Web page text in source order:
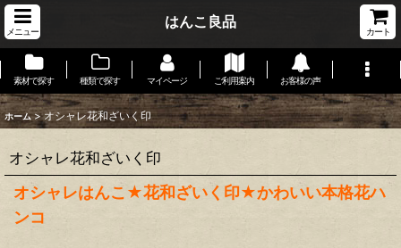
メニュー
はんこ良品
カート
素材で探す 種類で探す マイページ ご利用案内 お客様の声
ホーム > オシャレ花和ざいく印
オシャレ花和ざいく印
オシャレはんこ★花和ざいく印★かわいい本格花ハ
ンコ